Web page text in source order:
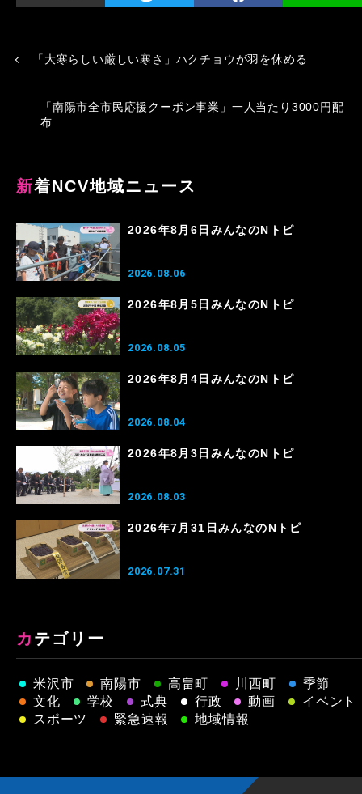
「大寒らしい厳しい寒さ」ハクチョウが羽を休める
「南陽市全市民応援クーポン事業」一人当たり3000円配
布
新着NCV地域ニュース
2026年8月6日みんなのNトピ
2026.08.06
2026年8月5日みんなのNトピ
2026.08.05
2026年8月4日みんなのNトピ
2026.08.04
2026年8月3日みんなのNトピ
2026.08.03
2026年7月31日みんなのNトピ
2026.07.31
カテゴリー
米沢市 南陽市 高畠町 川西町
季節
文化
学校 式典 行政 動画
イベント
スポーツ
緊急速報 地域情報